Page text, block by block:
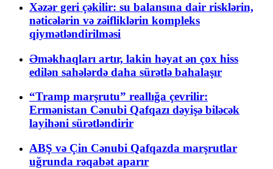
Xəzər geri çəkilir: su balansına dair risklərin,
nəticələrin və zəifliklərin kompleks
qiymətləndirilməsi
Əməkhaqları artır, lakin həyat ən çox hiss
edilən sahələrdə daha sürətlə bahalaşır
“Tramp marşrutu” reallığa çevrilir:
Ermənistan Cənubi Qafqazı dəyişə biləcək
layihəni sürətləndirir
ABŞ və Çin Cənubi Qafqazda marşrutlar
uğrunda rəqabət aparır